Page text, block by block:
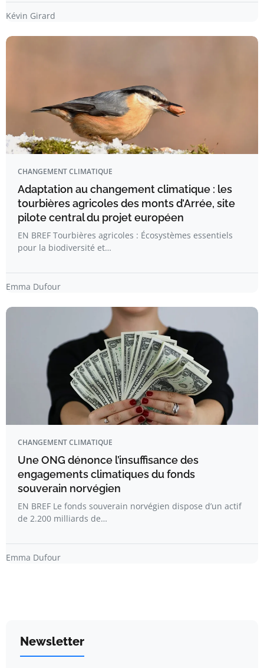
Kévin Girard
CHANGEMENT CLIMATIQUE
Adaptation au changement climatique : les
tourbières agricoles des monts d’Arrée, site
pilote central du projet européen
EN BREF Tourbières agricoles : Écosystèmes essentiels
pour la biodiversité et…
Emma Dufour
CHANGEMENT CLIMATIQUE
Une ONG dénonce l’insuffisance des
engagements climatiques du fonds
souverain norvégien
EN BREF Le fonds souverain norvégien dispose d’un actif
de 2.200 milliards de…
Emma Dufour
Newsletter